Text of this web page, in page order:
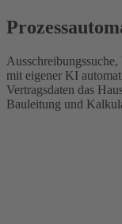
mit eigener KI
Vertragsdaten das
Bauleitung und